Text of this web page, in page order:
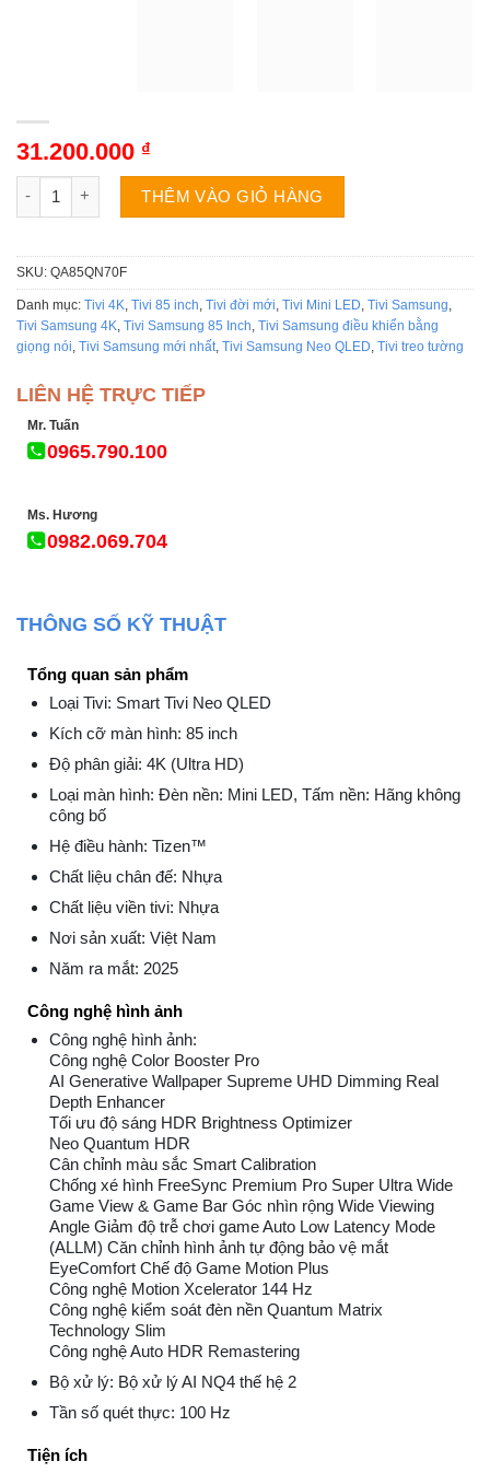
31.200.000 ₫
Tivi Samsung QA85QN70F | 85 inch 4K Neo QLED Tizen số
THÊM VÀO GIỎ HÀNG
SKU: QA85QN70F
Danh mục: Tivi 4K Tivi 85 inch Tivi đời mới Tivi Mini LED Tivi Samsung
Tivi Samsung 4K Tivi Samsung 85 Inch Tivi Samsung điều khiển bằng
giọng nói Tivi Samsung mới nhất Tivi Samsung Neo QLED Tivi treo tường
LIÊN HỆ TRỰC TIẾP
Mr. Tuấn
0965.790.100
Ms. Hương
0982.069.704
THÔNG SỐ KỸ THUẬT
Tổng quan sản phẩm
Loại Tivi: Smart Tivi Neo QLED
Kích cỡ màn hình: 85 inch
Độ phân giải: 4K (Ultra HD)
Loại màn hình: Đèn nền: Mini LED, Tấm nền: Hãng không
công bố
Hệ điều hành: Tizen™
Chất liệu chân đế: Nhựa
Chất liệu viền tivi: Nhựa
Nơi sản xuất: Việt Nam
Năm ra mắt: 2025
Công nghệ hình ảnh
Công nghệ hình ảnh:
Công nghệ Color Booster Pro
AI Generative Wallpaper Supreme UHD Dimming Real
Depth Enhancer
Tối ưu độ sáng HDR Brightness Optimizer
Neo Quantum HDR
Cân chỉnh màu sắc Smart Calibration
Chống xé hình FreeSync Premium Pro Super Ultra Wide
Game View & Game Bar Góc nhìn rộng Wide Viewing
Angle Giảm độ trễ chơi game Auto Low Latency Mode
(ALLM) Căn chỉnh hình ảnh tự động bảo vệ mắt
EyeComfort Chế độ Game Motion Plus
Công nghệ Motion Xcelerator 144 Hz
Công nghệ kiểm soát đèn nền Quantum Matrix
Technology Slim
Công nghệ Auto HDR Remastering
Bộ xử lý: Bộ xử lý AI NQ4 thế hệ 2
Tần số quét thực: 100 Hz
Tiện ích